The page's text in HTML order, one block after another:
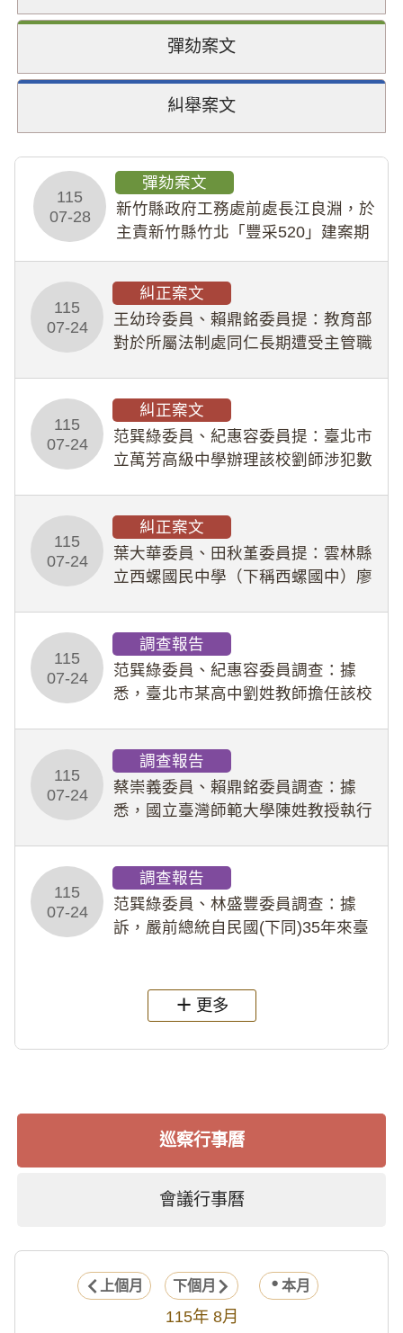
彈劾案文
糾舉案文
115
07-28
彈劾案文
新竹縣政府工務處前處長江良淵，於
主責新竹縣竹北「豐采520」建案期
幣1,483萬餘元，並長期收受建商餽
贈；復罔顧公共安全，圖利默許建商
於停工期間
115
07-24
糾正案文
王幼玲委員、賴鼎銘委員提：教育部
對於所屬法制處同仁長期遭受主管職
人員保障法」及「職業安全衛生法」
所定維護公務人員
115
07-24
糾正案文
范巽綠委員、紀惠容委員提：臺北市
立萬芳高級中學辦理該校劉師涉犯數
業把關與糾錯功能，不僅首份調查報
告漏未審酌師生不
115
07-24
糾正案文
葉大華委員、田秋堇委員提：雲林縣
立西螺國民中學（下稱西螺國中）廖
教羽球隊學生等行為，歷經該校校園
事件處理會議（下
115
07-24
調查報告
范巽綠委員、紀惠容委員調查：據
悉，臺北市某高中劉姓教師擔任該校
行拍攝特定樣態性影像並以手機傳送
劉師。該生因畏懼成
115
07-24
調查報告
蔡崇義委員、賴鼎銘委員調查：據
悉，國立臺灣師範大學陳姓教授執行
術倫理等情案調查報告。(115教調
31)
115
07-24
調查報告
范巽綠委員、林盛豐委員調查：據
訴，嚴前總統自民國(下同)35年來臺
過世後，總統府於89年間函請其家屬
繼續留住
更多
巡察行事曆
會議行事曆
上個月 下個月 本月
115年 8月